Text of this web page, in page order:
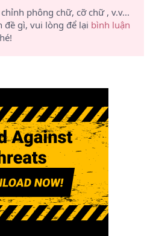
phông chữ, cỡ chữ , v.v...
đề gì, vui lòng để lại bình luận